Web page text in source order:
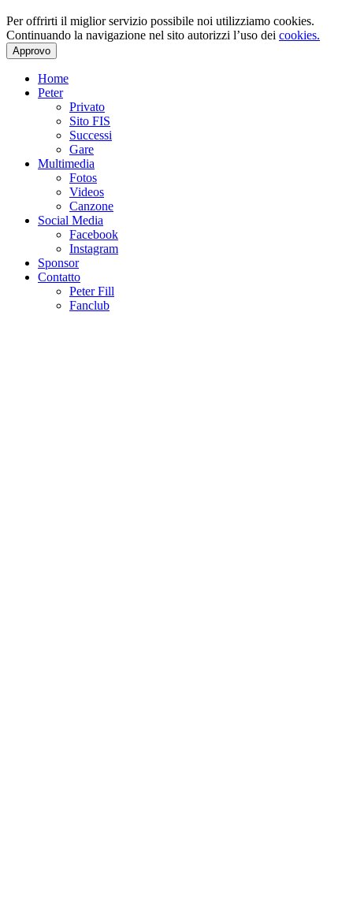
Per offrirti il miglior servizio possibile noi utilizziamo cookies.
Continuando la navigazione nel sito autorizzi l’uso dei cookies.
Approvo
Home
Peter
Privato
Sito FIS
Successi
Gare
Multimedia
Fotos
Videos
Canzone
Social Media
Facebook
Instagram
Sponsor
Contatto
Peter Fill
Fanclub